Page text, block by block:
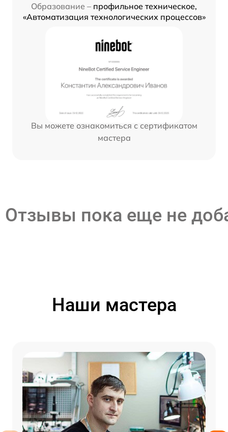
Образование – профильное техническое,
«Автоматизация технологических процессов»
Вы можете ознакомиться с сертификатом
мастера
Отзывы пока еще не
Наши мастера